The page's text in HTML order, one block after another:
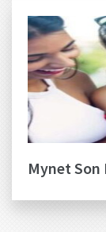
Mynet Son